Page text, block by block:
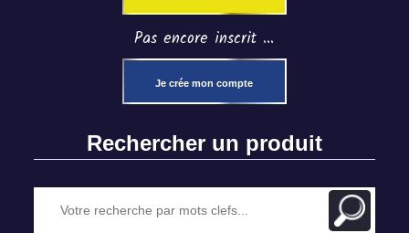
Pas encore inscrit ...
Je crée mon compte
Rechercher un produit